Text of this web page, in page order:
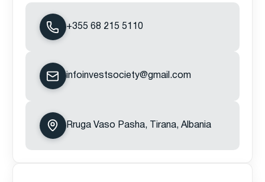
+355 68 215 5110
infoinvestsociety@gmail.com
Rruga Vaso Pasha, Tirana, Albania